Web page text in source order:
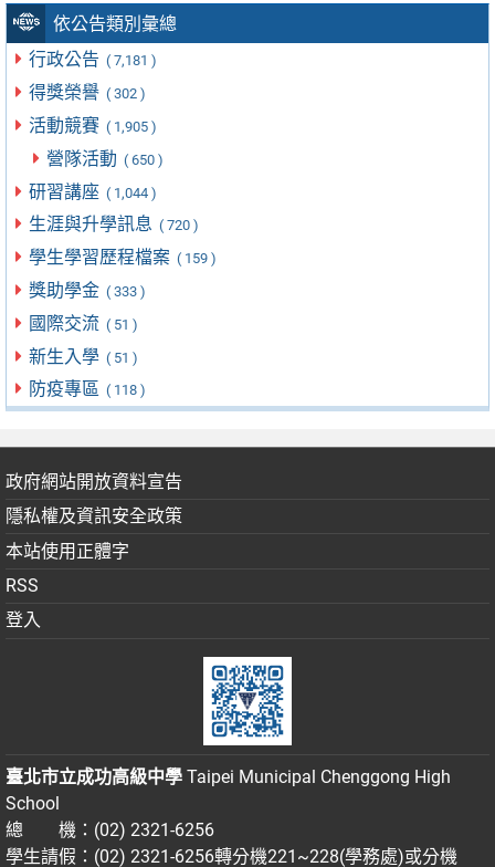
依公告類別彙總
行政公告 ( 7,181 )
得獎榮譽 ( 302 )
活動競賽 ( 1,905 )
營隊活動 ( 650 )
研習講座 ( 1,044 )
生涯與升學訊息 ( 720 )
學生學習歷程檔案 ( 159 )
獎助學金 ( 333 )
國際交流 ( 51 )
新生入學 ( 51 )
防疫專區 ( 118 )
政府網站開放資料宣告
隱私權及資訊安全政策
本站使用正體字
RSS
登入
臺北市立成功高級中學 Taipei Municipal Chenggong High
School
總 機：(02) 2321-6256
學生請假：(02) 2321-6256轉分機221~228(學務處)或分機